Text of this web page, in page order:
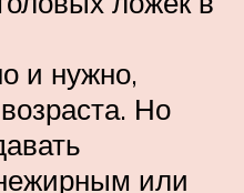
и нужно,
Но
или